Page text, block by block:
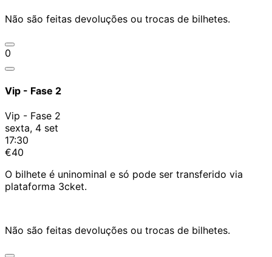
Não são feitas devoluções ou trocas de bilhetes.
0
Vip - Fase 2
Vip - Fase 2
sexta, 4 set
17:30
€40
O bilhete é uninominal e só pode ser transferido via
plataforma 3cket.
Não são feitas devoluções ou trocas de bilhetes.